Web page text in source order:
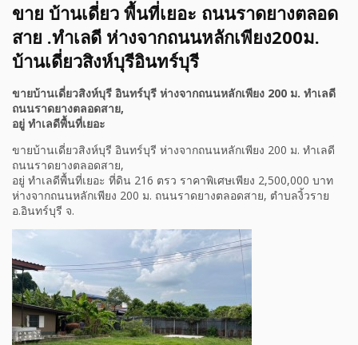
ขาย บ้านเดี่ยว พื้นที่เยอะ ถนนราดยางตลอด
สาย .ทำเลดี ห่างจากถนนหลักเพียง200ม.
บ้านเดี่ยวสิงห์บุรีอินทร์บุรี
ขายบ้านเดี่ยวสิงห์บุรี อินทร์บุรี ห่างจากถนนหลักเพียง 200 ม. ทำเลดี
ถนนราดยางตลอดสาย,
อยู่ ทำเลดีพื้นที่เยอะ
ขายบ้านเดี่ยวสิงห์บุรี อินทร์บุรี ห่างจากถนนหลักเพียง 200 ม. ทำเลดี
ถนนราดยางตลอดสาย,
อยู่ ทำเลดีพื้นที่เยอะ ที่ดิน 216 ตรว ราคาพิเศษเพียง 2,500,000 บาท
ห่างจากถนนหลักเพียง 200 ม. ถนนราดยางตลอดสาย, ตำบลงิ้วราย
อ.อินทร์บุรี จ.